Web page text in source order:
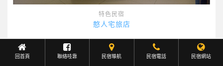
特色民宿
憨人宅旅店
回首頁 聯絡哇靠 民宿導航 民宿電話 民宿網站
Facebook聯繫